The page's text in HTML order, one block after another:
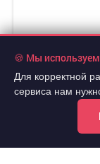
🍪 Мы
Для корректной
сервиса нам